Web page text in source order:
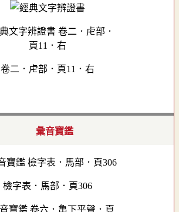
卷二．虍部．頁11．右
彙音寶鑑
檢字表．馬部．頁306